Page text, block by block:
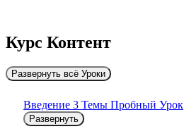
Курс Контент
Развернуть всё Уроки
Введение 3 Темы Пробный Урок
Развернуть